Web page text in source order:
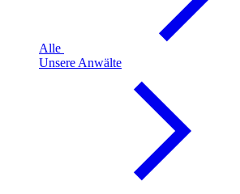
Alle
Unsere Anwälte